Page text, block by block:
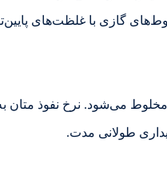
گازی با غلظت‌های
مخلوط می‌شود. نرخ نفوذ
طولانی مدت.